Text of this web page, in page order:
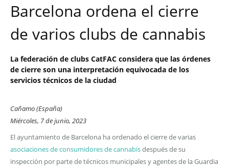
Barcelona ordena el cierre
de varios clubs de cannabis
La federación de clubs CatFAC considera que las órdenes
de cierre son una interpretación equivocada de los
servicios técnicos de la ciudad
Cañamo (España)
Miércoles, 7 de junio, 2023
El ayuntamiento de Barcelona ha ordenado el cierre de varias
asociaciones de consumidores de cannabisdespués de su
inspección por parte de técnicos municipales y agentes de la Guardia